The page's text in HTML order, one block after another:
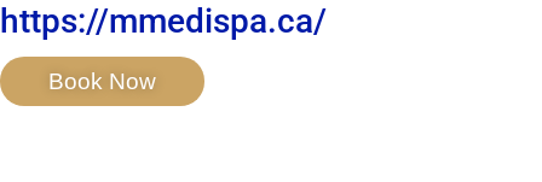
https://mmedispa.ca/
Book Now